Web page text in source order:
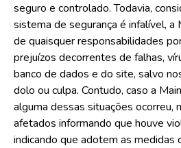
seguro e controlado. Todavia,
sistema de segurança é infalível, a
de quaisquer responsabilidades
prejuízos decorrentes de falhas,
banco de dados e do site, salvo
dolo ou culpa. Contudo, caso a
alguma dessas situações ocorreu,
afetados informando que houve
indicando que adotem as medidas